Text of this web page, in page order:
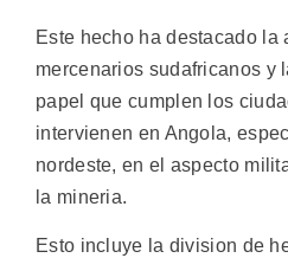
Este hecho ha destacado la
mercenarios sudafricanos y
papel que cumplen los
intervienen en Angola,
nordeste, en el aspecto
la mineria.
Esto incluye la division de